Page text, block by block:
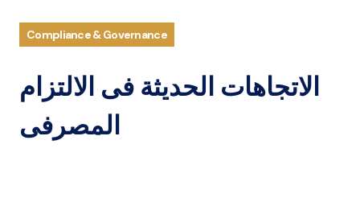
Compliance & Governance
الاتجاهات الحديثة فى الالتزام
المصرفى